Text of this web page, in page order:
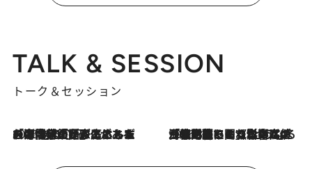
TALK & SESSION
トーク＆セッション
2026.8.3
「今後値上げがあるとすれば…」「リスクがあるのは今年の冬」エネルギー専門家が語る、ホルムズ海峡封鎖が家庭にもたらす“ある心配” 2026.8.3
「住宅建てられない…」「サーチャージ料の高値が続いている」ホルムズ海峡封鎖による影響はいつまで続く？《エネルギー専門家に聞く“どうなる日本の暮らし”》